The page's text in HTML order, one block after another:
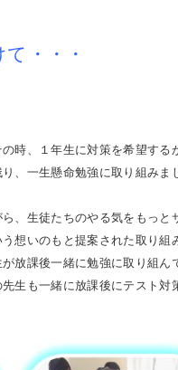
・・・
時、１年生に対策を希望す
、一生懸命勉強に取り組みま
、生徒たちのやる気をもっ
想いのもと提案された取り組
放課後一緒に勉強に取り組
生も一緒に放課後にテスト対